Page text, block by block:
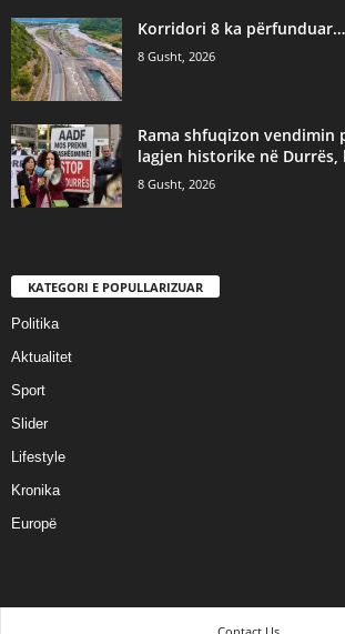
Korridori 8 ka
8 Gusht, 2026
Rama shfuqizon vendimin
lagjen historike në Durrës,
8 Gusht, 2026
KATEGORI E POPULLARIZUAR
Politika
Aktualitet
Sport
Slider
Lifestyle
Kronika
Europë